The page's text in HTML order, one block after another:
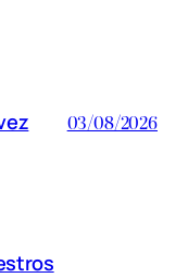
03/08/2026